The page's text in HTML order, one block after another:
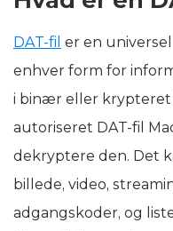
DAT-fil er en
enhver form for
i binær eller krypteret
autoriseret DAT-fil
dekryptere den. Det
billede, video,
adgangskoder, og